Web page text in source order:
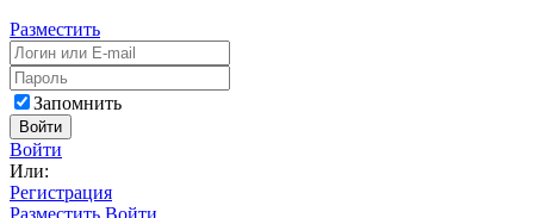
Разместить
Запомнить
Войти
Войти
Или:
Регистрация
Разместить Войти